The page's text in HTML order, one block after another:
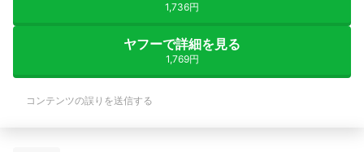
1,736円
ヤフーで詳細を見る
1,769円
コンテンツの誤りを送信する